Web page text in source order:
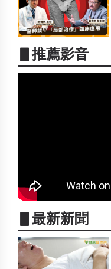
▋推薦影音
▋最新新聞